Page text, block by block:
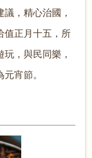
，精心治國，
值正月十五，所
，與民同樂，
宵節。